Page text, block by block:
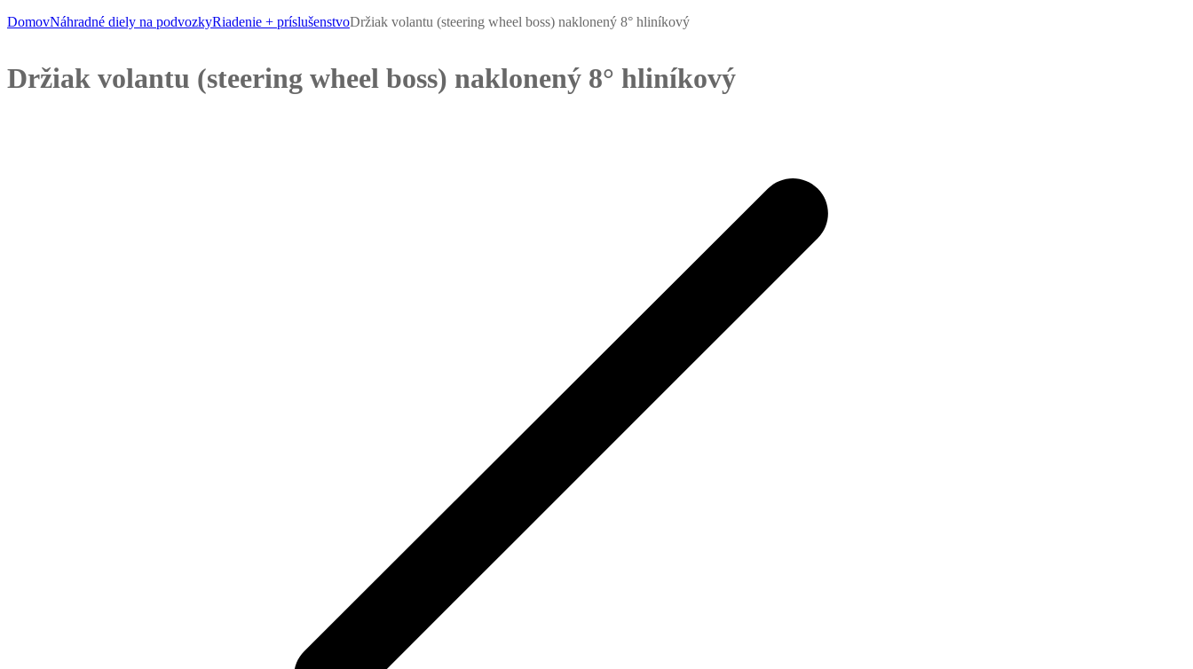
DomovNáhradné diely na podvozkyRiadenie + príslušenstvoDržiak volantu (steering wheel boss) naklonený 8° hliníkový
Držiak volantu (steering wheel boss) naklonený 8° hliníkový